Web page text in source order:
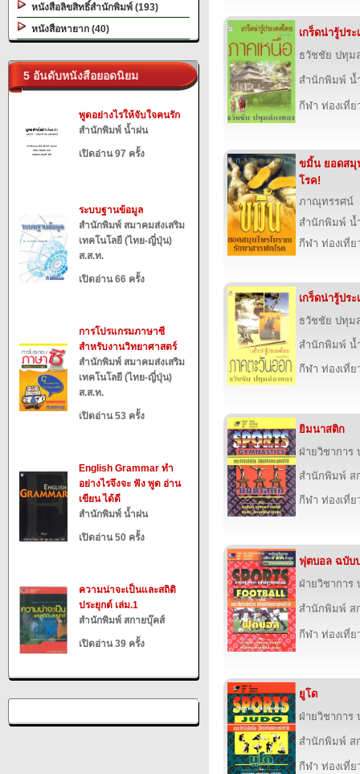
หนังสือลิขสิทธิ์สำนักพิมพ์ (193)
หนังสือหายาก (40)
5 อันดับหนังสือยอดนิยม
พูดอย่างไรให้จับใจคนรัก
สำนักพิมพ์ น้ำฝน
เปิดอ่าน 97 ครั้ง
ระบบฐานข้อมูล
สำนักพิมพ์ สมาคมส่งเสริม
เทคโนโลยี (ไทย-ญี่ปุ่น)
ส.ส.ท.
เปิดอ่าน 66 ครั้ง
การโปรแกรมภาษาซี
สำหรับงานวิทยาศาสตร์
สำนักพิมพ์ สมาคมส่งเสริม
เทคโนโลยี (ไทย-ญี่ปุ่น)
ส.ส.ท.
เปิดอ่าน 53 ครั้ง
English Grammar ทำ
อย่างไรจึงจะ ฟัง พูด อ่าน
เขียน ได้ดี
สำนักพิมพ์ น้ำฝน
เปิดอ่าน 50 ครั้ง
ความน่าจะเป็นและสถิติ
ประยุกต์ เล่ม.1
สำนักพิมพ์ สกายบุ๊คส์
เปิดอ่าน 39 ครั้ง
เกร็ดน่ารู้ปร
ธวัชชัย ปทุม
สำนักพิมพ์ น้
กีฬา ท่องเที่
ขมิ้น ยอดสมุ
โรค!
ภาณุทรรศน์
สำนักพิมพ์ น้
กีฬา ท่องเที่
เกร็ดน่ารู้ปร
ธวัชชัย ปทุม
สำนักพิมพ์ น้
กีฬา ท่องเที่
ยิมนาสติก
ฝ่ายวิชาการ
สำนักพิมพ์ ส
กีฬา ท่องเที่
ฟุตบอล ฉบับ
ฝ่ายวิชาการ
สำนักพิมพ์ ส
กีฬา ท่องเที่
ยูโด
ฝ่ายวิชาการ
สำนักพิมพ์ ส
กีฬา ท่องเที่